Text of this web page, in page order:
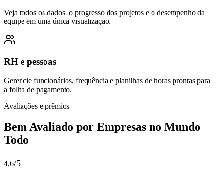
Veja todos os dados, o progresso dos projetos e o desempenho da
equipe em uma única visualização.
RH e pessoas
Gerencie funcionários, frequência e planilhas de horas prontas para
a folha de pagamento.
Avaliações e prêmios
Bem Avaliado por Empresas no Mundo
Todo
4,6/5